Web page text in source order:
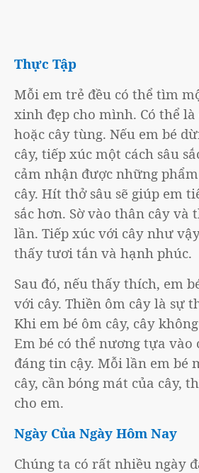
Thực Tập
Mỗi em trẻ đều có thể tìm
xinh đẹp cho mình. Có thể
hoặc cây tùng. Nếu em bé
cây, tiếp xúc một cách sâu
cảm nhận được những
cây. Hít thở sâu sẽ giúp em
sắc hơn. Sờ vào thân cây và
lần. Tiếp xúc với cây như
thấy tươi tắn và hạnh phúc.
Sau đó, nếu thấy thích, em
với cây. Thiền ôm cây là sự
Khi em bé ôm cây, cây
Em bé có thể nương tựa vào
đáng tin cậy. Mỗi lần em bé
cây, cần bóng mát của cây,
cho em.
Ngày Của Ngày Hôm Nay
Chúng ta có rất nhiều ngày